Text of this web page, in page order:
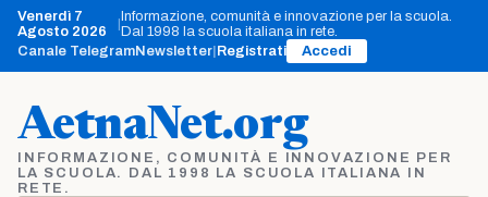
Vai
contenuto
Venerdì 7
Agosto 2026
Informazione, comunità e innovazione per la scuola.
Dal 1998 la scuola italiana in rete.
Canale TelegramNewsletter Registrati Accedi
AetnaNet.org
INFORMAZIONE, COMUNITÀ E INNOVAZIONE PER
LA SCUOLA. DAL 1998 LA SCUOLA ITALIANA IN
RETE.